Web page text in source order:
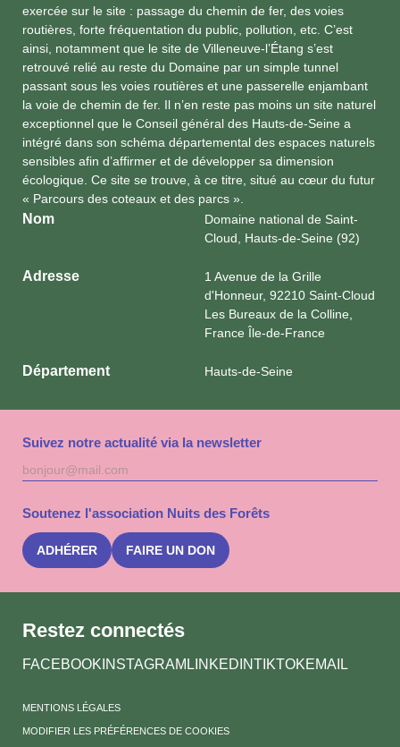
exercée sur le site : passage du chemin de fer, des voies
routières, forte fréquentation du public, pollution, etc. C’est
ainsi, notamment que le site de Villeneuve-l’Étang s’est
retrouvé relié au reste du Domaine par un simple tunnel
passant sous les voies routières et une passerelle enjambant
la voie de chemin de fer. Il n’en reste pas moins un site naturel
exceptionnel que le Conseil général des Hauts-de-Seine a
intégré dans son schéma départemental des espaces naturels
sensibles afin d’affirmer et de développer sa dimension
écologique. Ce site se trouve, à ce titre, situé au cœur du futur
« Parcours des coteaux et des parcs ».
Nom
Domaine national de Saint-
Cloud, Hauts-de-Seine (92)
Adresse
1 Avenue de la Grille
d'Honneur, 92210 Saint-Cloud
Les Bureaux de la Colline,
France Île-de-France
Département Hauts-de-Seine
Suivez notre actualité via la newsletter
Adresse
mail
à
Soutenez l'association Nuits des Forêts
ADHÉRER FAIRE UN DON
Restez connectés
FACEBOOK INSTAGRAM LINKEDINTIKTOKEMAIL
MENTIONS LÉGALES
MODIFIER LES PRÉFÉRENCES DE COOKIES